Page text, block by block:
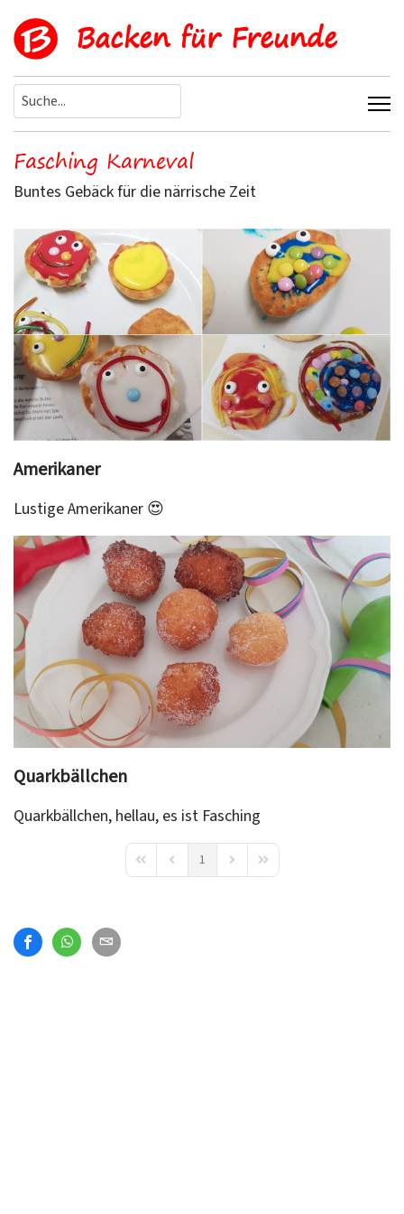
Backen für Freunde
Fasching Karneval
Buntes Gebäck für die närrische Zeit
Amerikaner
Lustige Amerikaner 😍
Quarkbällchen
Quarkbällchen, hellau, es ist Fasching
First PagePrevious Page
1 Next PageLast Page